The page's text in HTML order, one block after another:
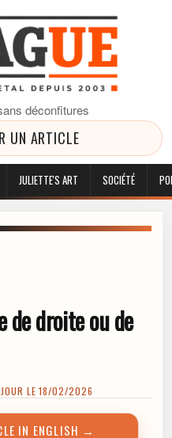
déconfitures
UN ARTICLE
JULIETTE'S ART SOCIÉTÉ
de droite ou de
LE 18/02/2026
IN ENGLISH →